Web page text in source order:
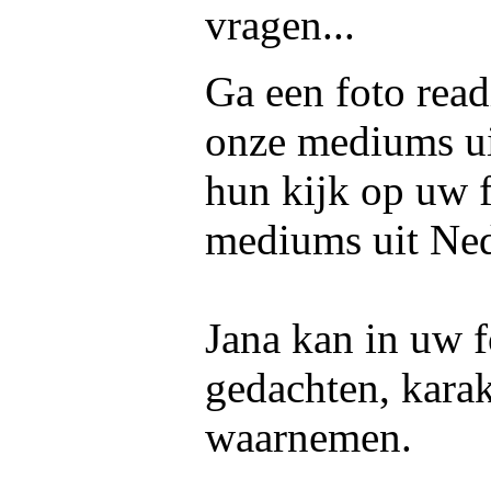
vragen...
Ga een foto
onze mediums
hun kijk op uw
mediums uit
Jana kan in uw
gedachten,
waarnemen.